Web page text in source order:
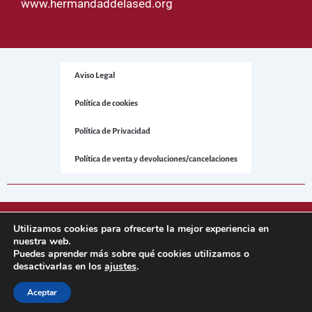
www.hermandaddelased.org
Aviso Legal
Política de cookies
Política de Privacidad
Política de venta y devoluciones/cancelaciones
Sitio web desarrollado porNetNerman– Gestión Integral de
Utilizamos cookies para ofrecerte la mejor experiencia en
nuestra web.
Puedes aprender más sobre qué cookies utilizamos o
desactivarlas en los ajustes.
Aceptar